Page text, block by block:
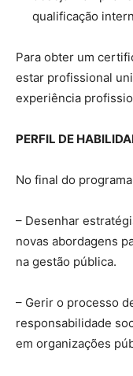
qualificação
Para obter um
estar profissional
experiência
PERFIL DE
No final do
– Desenhar
novas abordagens
na gestão pública.
– Gerir o processo
responsabilidade
em organizações